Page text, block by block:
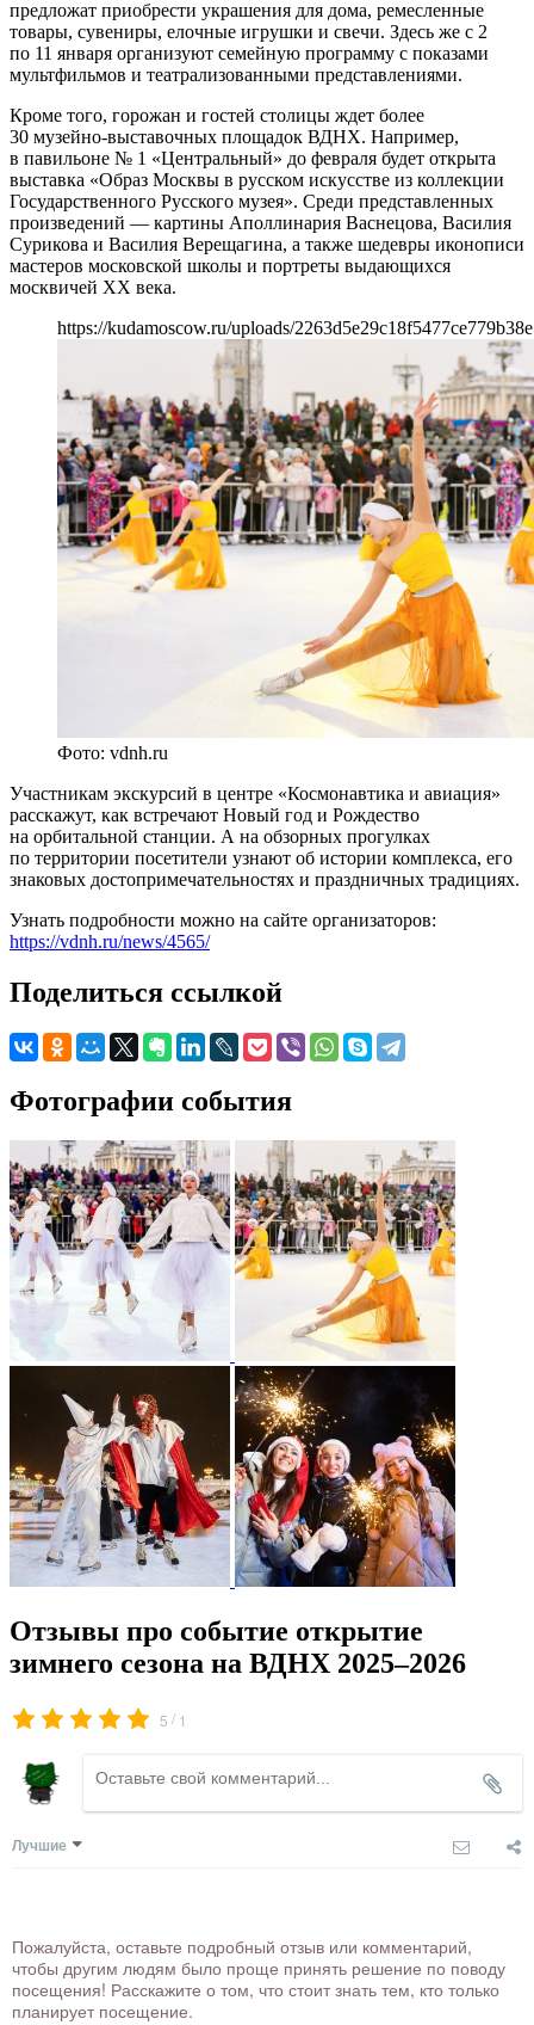
предложат приобрести украшения для дома, ремесленные
товары, сувениры, елочные игрушки и свечи. Здесь же с 2
по 11 января организуют семейную программу с показами
мультфильмов и театрализованными представлениями.
Кроме того, горожан и гостей столицы ждет более
30 музейно-выставочных площадок ВДНХ. Например,
в павильоне № 1 «Центральный» до февраля будет открыта
выставка «Образ Москвы в русском искусстве из коллекции
Государственного Русского музея». Среди представленных
произведений — картины Аполлинария Васнецова, Василия
Сурикова и Василия Верещагина, а также шедевры иконописи
мастеров московской школы и портреты выдающихся
москвичей XX века.
https://kudamoscow.ru/uploads/
Фото: vdnh.ru
Участникам экскурсий в центре «Космонавтика и авиация»
расскажут, как встречают Новый год и Рождество
на орбитальной станции. А на обзорных прогулках
по территории посетители узнают об истории комплекса, его
знаковых достопримечательностях и праздничных традициях.
Узнать подробности можно на сайте организаторов:
https://vdnh.ru/news/4565/
Поделиться ссылкой
Фотографии события
Отзывы про событие открытие
зимнего сезона на ВДНХ 2025–2026
5 / 1
Лучшие
Пожалуйста, оставьте подробный отзыв или комментарий,
чтобы другим людям было проще принять решение по поводу
посещения! Расскажите о том, что стоит знать тем, кто только
планирует посещение.